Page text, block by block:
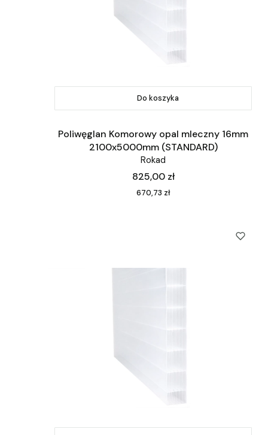
Do koszyka
Poliwęglan Komorowy opal mleczny 16mm
2100x5000mm (STANDARD)
Rokad
Cena
825,00 zł
Cena
670,73 zł